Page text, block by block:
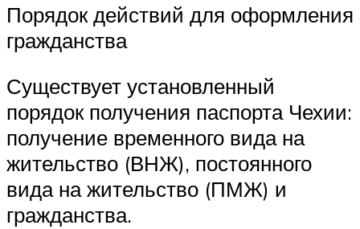
Порядок действий для оформления
гражданства
Существует установленный
порядок получения паспорта Чехии:
получение временного вида на
жительство (ВНЖ), постоянного
вида на жительство (ПМЖ) и
гражданства.